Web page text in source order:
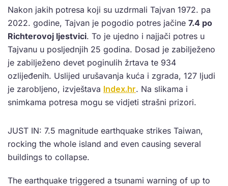
Nakon jakih potresa koji su uzdrmali Tajvan 1972. pa
2022. godine, Tajvan je pogodio potres jačine 7.4 po
Richterovoj ljestvici. To je ujedno i najjači potres u
Tajvanu u posljednjih 25 godina. Dosad je zabilježeno
je zabilježeno devet poginulih žrtava te 934
ozlijeđenih. Uslijed urušavanja kuća i zgrada, 127 ljudi
je zarobljeno, izvještava Index.hr. Na slikama i
snimkama potresa mogu se vidjeti strašni prizori.
JUST IN: 7.5 magnitude earthquake strikes Taiwan,
rocking the whole island and even causing several
buildings to collapse.
The earthquake triggered a tsunami warning of up to